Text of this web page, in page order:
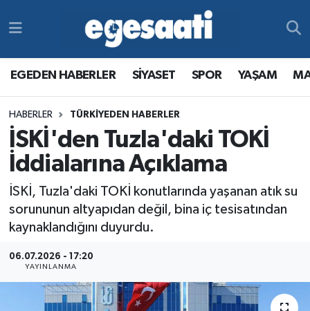
EGEDEN HABERLER SİYASET SPOR YAŞAM
HABERLER TÜRKİYEDEN HABERLER
İSKİ'den Tuzla'daki TOKİ
İddialarına Açıklama
İSKİ, Tuzla'daki TOKİ konutlarında yaşanan atık su
sorununun altyapıdan değil, bina iç tesisatından
kaynaklandığını duyurdu.
06.07.2026 - 17:20
YAYINLANMA
Yazarlar
YAŞAM
MAGAZİN
RESMİ REKLAMLAR
SPOR
YAŞAM
MAGAZİN
RESMİ REKLAMLAR
Egemax TV
Süper Lig Puan Durumu ve Fikstür
Tüm Manşetler
Son Dakika Haberleri
Haber Arşivi